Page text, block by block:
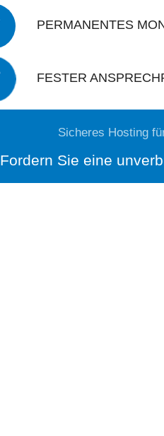
PERMANENTES
FESTER
Sicheres Hosting
Fordern Sie eine